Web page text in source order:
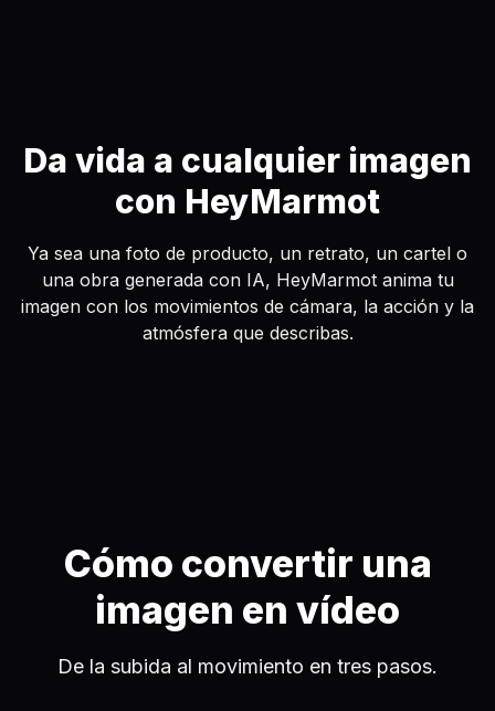
Da vida a cualquier imagen
con HeyMarmot
Ya sea una foto de producto, un retrato, un cartel o
una obra generada con IA, HeyMarmot anima tu
imagen con los movimientos de cámara, la acción y la
atmósfera que describas.
Cómo convertir una
imagen en vídeo
De la subida al movimiento en tres pasos.